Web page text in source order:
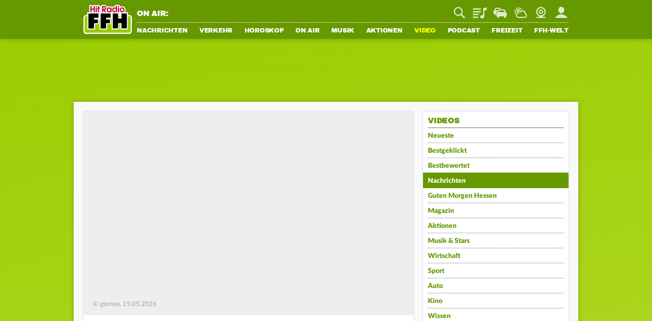
ON AIR: PlaylistStaupilotWetterWebcamMein FFH
NACHRICHTEN VERKEHR HOROSKOP ON AIR MUSIK AKTIONEN VIDEO PODCAST FREIZEIT FFH-WELT
© glomex, 15.05.2026
VIDEOS
Neueste
Bestgeklickt
Bestbewertet
Nachrichten
Guten Morgen Hessen
Magazin
Aktionen
Musik & Stars
Wirtschaft
Sport
Auto
Kino
Wissen